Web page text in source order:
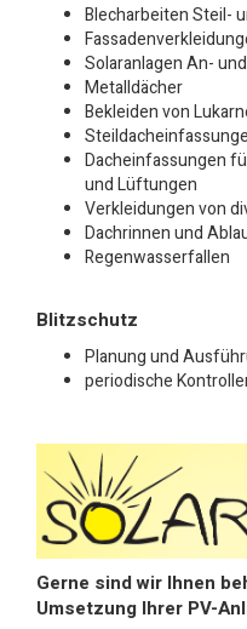
Blecharbeiten Steil-
Solaranlagen An-
Metalldächer
Bekleiden von
Dacheinfassungen
und Lüftungen
Verkleidungen von
Dachrinnen und
Regenwasserfallen
Blitzschutz
Planung und
periodische
Gerne sind wir Ihnen
Umsetzung Ihrer PV-